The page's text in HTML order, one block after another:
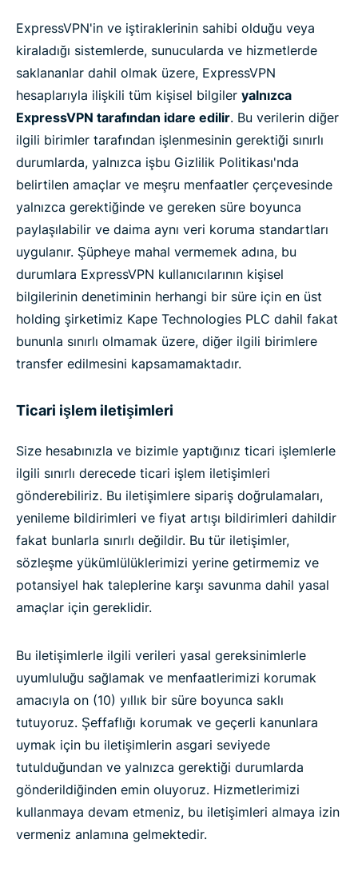
ExpressVPN'in ve iştiraklerinin sahibi olduğu veya
kiraladığı sistemlerde, sunucularda ve hizmetlerde
saklananlar dahil olmak üzere, ExpressVPN
hesaplarıyla ilişkili tüm kişisel bilgiler yalnızca
ExpressVPN tarafından idare edilir. Bu verilerin diğer
ilgili birimler tarafından işlenmesinin gerektiği sınırlı
durumlarda, yalnızca işbu Gizlilik Politikası'nda
belirtilen amaçlar ve meşru menfaatler çerçevesinde
yalnızca gerektiğinde ve gereken süre boyunca
paylaşılabilir ve daima aynı veri koruma standartları
uygulanır. Şüpheye mahal vermemek adına, bu
durumlara ExpressVPN kullanıcılarının kişisel
bilgilerinin denetiminin herhangi bir süre için en üst
holding şirketimiz Kape Technologies PLC dahil fakat
bununla sınırlı olmamak üzere, diğer ilgili birimlere
transfer edilmesini kapsamamaktadır.
Ticari işlem iletişimleri
Size hesabınızla ve bizimle yaptığınız ticari işlemlerle
ilgili sınırlı derecede ticari işlem iletişimleri
gönderebiliriz. Bu iletişimlere sipariş doğrulamaları,
yenileme bildirimleri ve fiyat artışı bildirimleri dahildir
fakat bunlarla sınırlı değildir. Bu tür iletişimler,
sözleşme yükümlülüklerimizi yerine getirmemiz ve
potansiyel hak taleplerine karşı savunma dahil yasal
amaçlar için gereklidir.
Bu iletişimlerle ilgili verileri yasal gereksinimlerle
uyumluluğu sağlamak ve menfaatlerimizi korumak
amacıyla on (10) yıllık bir süre boyunca saklı
tutuyoruz. Şeffaflığı korumak ve geçerli kanunlara
uymak için bu iletişimlerin asgari seviyede
tutulduğundan ve yalnızca gerektiği durumlarda
gönderildiğinden emin oluyoruz. Hizmetlerimizi
kullanmaya devam etmeniz, bu iletişimleri almaya izin
vermeniz anlamına gelmektedir.